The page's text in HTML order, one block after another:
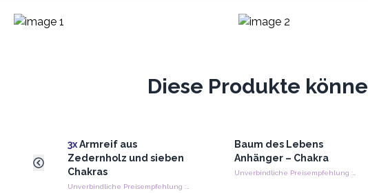
Diese Produkte
3xArmreif aus
Zedernholz und sieben
Chakras
Baum des Lebens
Anhänger – Chakra